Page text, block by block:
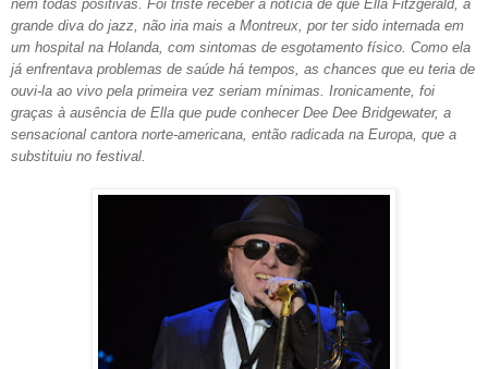
nem todas positivas. Foi triste receber a notícia de que Ella Fitzgerald, a
grande diva do jazz, não iria mais a Montreux, por ter sido internada em
um hospital na Holanda, com sintomas de esgotamento físico. Como ela
já enfrentava problemas de saúde há tempos, as chances que eu teria de
ouvi-la ao vivo pela primeira vez seriam mínimas. Ironicamente, foi
graças à ausência de Ella que pude conhecer Dee Dee Bridgewater, a
sensacional cantora norte-americana, então radicada na Europa, que a
substituiu no festival.